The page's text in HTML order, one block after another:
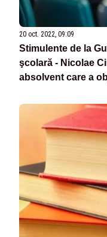
20 oct. 2022, 09:09
Stimulente de la
şcolară - Nicolae
absolvent care a